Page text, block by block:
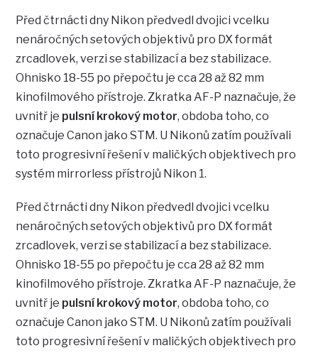
Před čtrnácti dny Nikon předvedl dvojici vcelku
nenáročných setových objektivů pro DX formát
zrcadlovek, verzi se stabilizací a bez stabilizace.
Ohnisko 18-55 po přepočtu je cca 28 až 82 mm
kinofilmového přístroje. Zkratka AF-P naznačuje, že
uvnitř je pulsní krokový motor, obdoba toho, co
označuje Canon jako STM. U Nikonů zatím používali
toto progresivní řešení v maličkých objektivech pro
systém mirrorless přístrojů Nikon 1.
Před čtrnácti dny Nikon předvedl dvojici vcelku
nenáročných setových objektivů pro DX formát
zrcadlovek, verzi se stabilizací a bez stabilizace.
Ohnisko 18-55 po přepočtu je cca 28 až 82 mm
kinofilmového přístroje. Zkratka AF-P naznačuje, že
uvnitř je pulsní krokový motor, obdoba toho, co
označuje Canon jako STM. U Nikonů zatím používali
toto progresivní řešení v maličkých objektivech pro